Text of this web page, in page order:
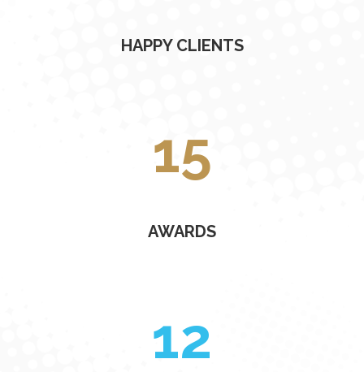
HAPPY CLIENTS
15
AWARDS
12